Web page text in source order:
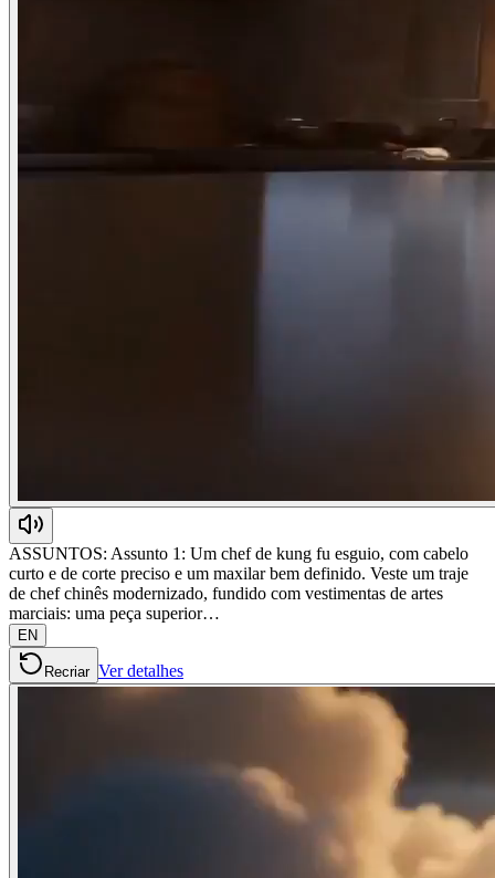
ASSUNTOS: Assunto 1: Um chef de kung fu esguio, com cabelo
curto e de corte preciso e um maxilar bem definido. Veste um traje
de chef chinês modernizado, fundido com vestimentas de artes
marciais: uma peça superior…
EN
Recriar Ver detalhes